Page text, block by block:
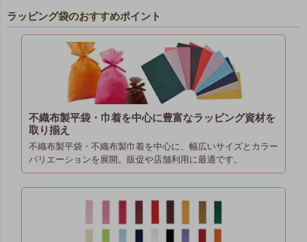
ラッピング袋のおすすめポイント
不織布製平袋・巾着を中心に豊富なラッピング資材を
取り揃え
不織布製平袋・不織布製巾着を中心に、幅広いサイズとカラー
バリエーションを展開。販促や店舗利用に最適です。